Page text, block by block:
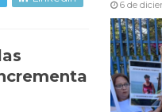
6 de